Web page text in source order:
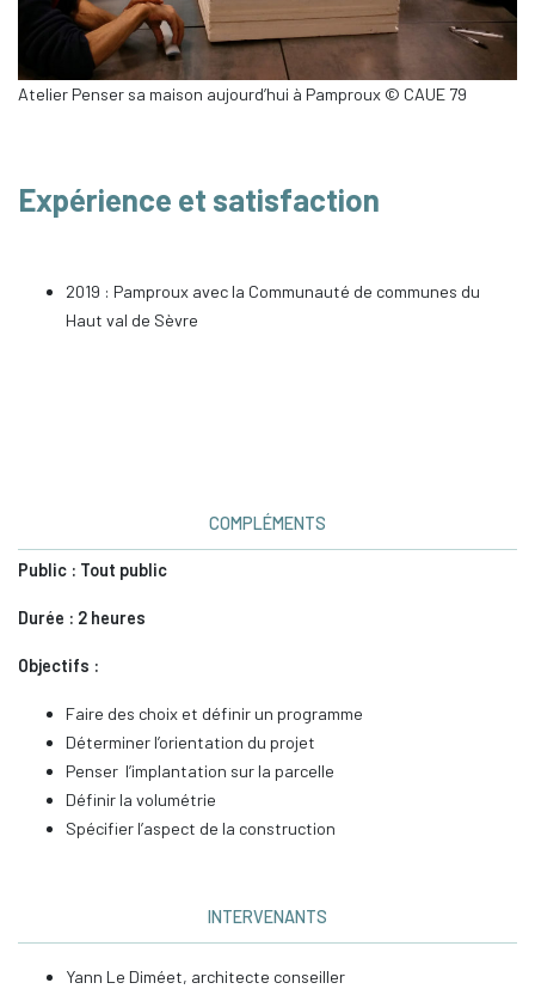
Atelier Penser sa maison aujourd’hui à Pamproux © CAUE 79
Expérience et satisfaction
2019 : Pamproux avec la Communauté de communes du
Haut val de Sèvre
COMPLÉMENTS
Public : Tout public
Durée : 2 heures
Objectifs :
Faire des choix et définir un programme
Déterminer l’orientation du projet
Penser l’implantation sur la parcelle
Définir la volumétrie
Spécifier l’aspect de la construction
INTERVENANTS
Yann Le Diméet, architecte conseiller